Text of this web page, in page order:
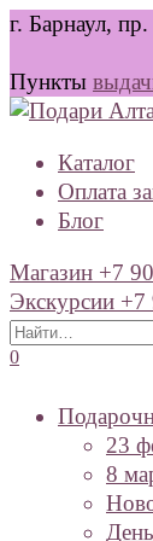
Перейти
содержанию
г. Барнаул,
Пункты
Каталог
Оплата
Блог
Магазин +7
Экскурсии
Search
for:
0
23
8